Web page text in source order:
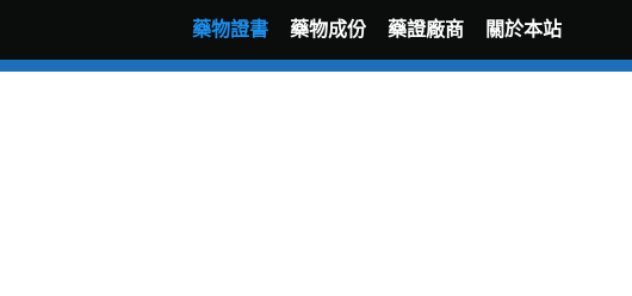
藥物證書 藥物成份 藥證廠商 關於本站